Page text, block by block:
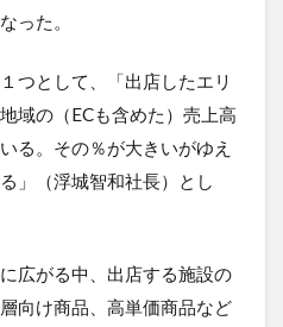
った。
つとして、「出店したエリ
域の（ECも含めた）売上高
る。その％が大きいがゆえ
」（浮城智和社長）とし
広がる中、出店する施設の
向け商品、高単価商品など